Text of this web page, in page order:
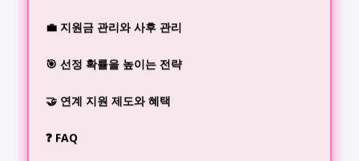
💼 지원금 관리와 사후 관리
🎯 선정 확률을 높이는 전략
🤝 연계 지원 제도와 혜택
❓ FAQ